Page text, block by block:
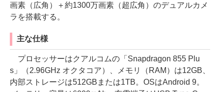
画素（広角）＋約1300万画素（超広角）のデュアルカメ
ラを搭載する。
主な仕様
プロセッサーはクアルコムの「Snapdragon 855 Plu
s」（2.96GHz オクタコア）、メモリ（RAM）は12GB、
内部ストレージは512GBまたは1TB。OSはAndroid 9。